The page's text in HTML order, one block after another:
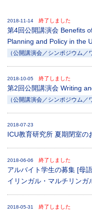
2018-11-14 終了しました
第4回公開講演会 Benefits
Planning and Policy in the
（公開講演会／シンポジウム／
2018-10-05 終了しました
第2回公開講演会 Writing
（公開講演会／シンポジウム／
2018-07-23
ICU教育研究所 夏期閉室の
2018-06-06 終了しました
アルバイト学生の募集 [母
イリンガル・マルチリンガ
2018-05-31 終了しました